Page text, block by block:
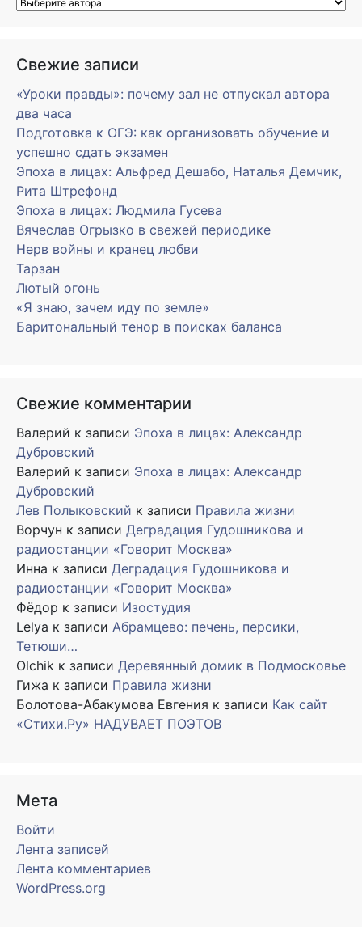
Свежие записи
«Уроки правды»: почему зал не отпускал автора
два часа
Подготовка к ОГЭ: как организовать обучение и
успешно сдать экзамен
Эпоха в лицах: Альфред Дешабо, Наталья Демчик,
Рита Штрефонд
Эпоха в лицах: Людмила Гусева
Вячеслав Огрызко в свежей периодике
Нерв войны и кранец любви
Тарзан
Лютый огонь
«Я знаю, зачем иду по земле»
Баритональный тенор в поисках баланса
Свежие комментарии
Валерий к записи Эпоха в лицах: Александр
Дубровский
Валерий к записи Эпоха в лицах: Александр
Дубровский
Лев Полыковский к записи Правила жизни
Ворчун к записи Деградация Гудошникова и
радиостанции «Говорит Москва»
Инна к записи Деградация Гудошникова и
радиостанции «Говорит Москва»
Фёдор к записи Изостудия
Lelya к записи Абрамцево: печень, персики,
Тетюши…
Olchik к записи Деревянный домик в Подмосковье
Гижа к записи Правила жизни
Болотова-Абакумова Евгения к записи Как сайт
«Стихи.Ру» НАДУВАЕТ ПОЭТОВ
Мета
Войти
Лента записей
Лента комментариев
WordPress.org